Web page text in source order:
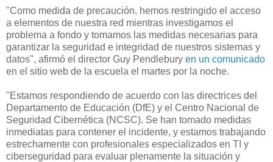
"Como medida de precaución, hemos restringido el acceso
a elementos de nuestra red mientras investigamos el
problema a fondo y tomamos las medidas necesarias para
garantizar la seguridad e integridad de nuestros sistemas y
datos", afirmó el director Guy Pendlebury en un comunicado
en el sitio web de la escuela el martes por la noche.
"Estamos respondiendo de acuerdo con las directrices del
Departamento de Educación (DfE) y el Centro Nacional de
Seguridad Cibernética (NCSC). Se han tomado medidas
inmediatas para contener el incidente, y estamos trabajando
estrechamente con profesionales especializados en TI y
ciberseguridad para evaluar plenamente la situación y